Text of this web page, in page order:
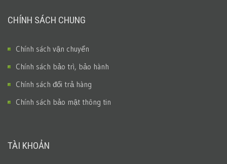
CHÍNH SÁCH CHUNG
Chính sách vận chuyển
Chính sách bảo trì, bảo hành
Chính sách đổi trả hàng
Chính sách bảo mật thông tin
TÀI KHOẢN